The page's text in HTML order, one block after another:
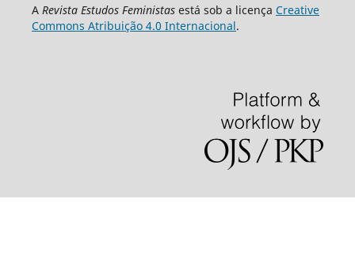
A Revista Estudos Feministasestá sob a licença Creative
Commons Atribuição 4.0 Internacional.